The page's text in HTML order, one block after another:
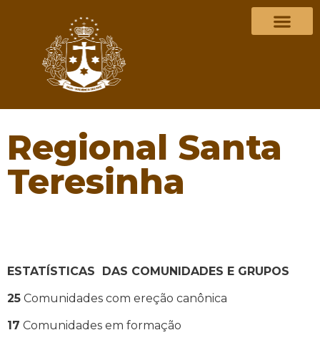
Regional Santa
Teresinha
ESTATÍSTICAS DAS COMUNIDADES E GRUPOS
25 Comunidades com ereção canônica
17 Comunidades em formação